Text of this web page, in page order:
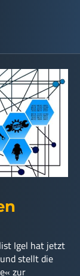
Igel hat jetzt
stellt die
zur